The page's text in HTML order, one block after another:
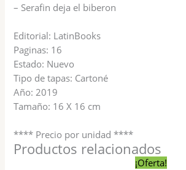
– Serafin deja el biberon
Editorial: LatinBooks
Paginas: 16
Estado: Nuevo
Tipo de tapas: Cartoné
Año: 2019
Tamaño: 16 X 16 cm
**** Precio por unidad ****
Productos relacionados
¡Oferta!
El